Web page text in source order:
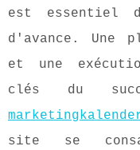
est essentiel
d'avance. Une
et une
clés du
site se